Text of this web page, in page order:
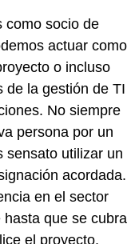
como socio de
actuar como
o incluso
de la gestión de TI
No siempre
persona por un
sensato utilizar un
acordada.
en el sector
que se cubra
el proyecto.